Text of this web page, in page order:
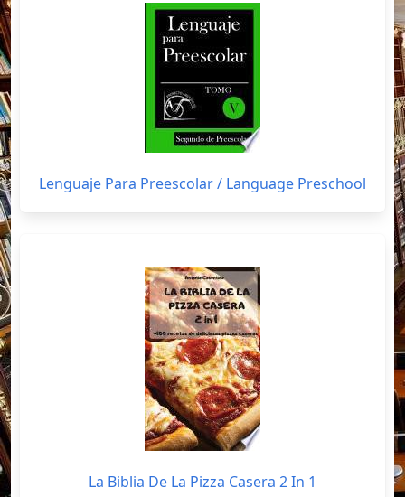
Lenguaje Para Preescolar / Language Preschool
La Biblia De La Pizza Casera 2 In 1